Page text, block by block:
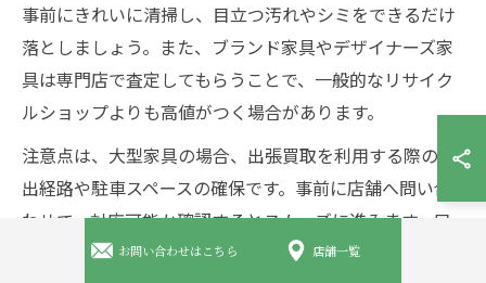
事前にきれいに清掃し、目立つ汚れやシミをできるだけ
落としましょう。また、ブランド家具やデザイナーズ家
具は専門店で査定してもらうことで、一般的なリサイク
ルショップよりも高値がつく場合があります。
注意点は、大型家具の場合、出張買取を利用する際の搬
出経路や駐車スペースの確保です。事前に店舗へ問い合
わせて、対応可能か確認するとスムーズに進みます。口
コミや評判で、スタッフの対応や査定基準をチェックし
お問い合わせはこちら 店舗一覧